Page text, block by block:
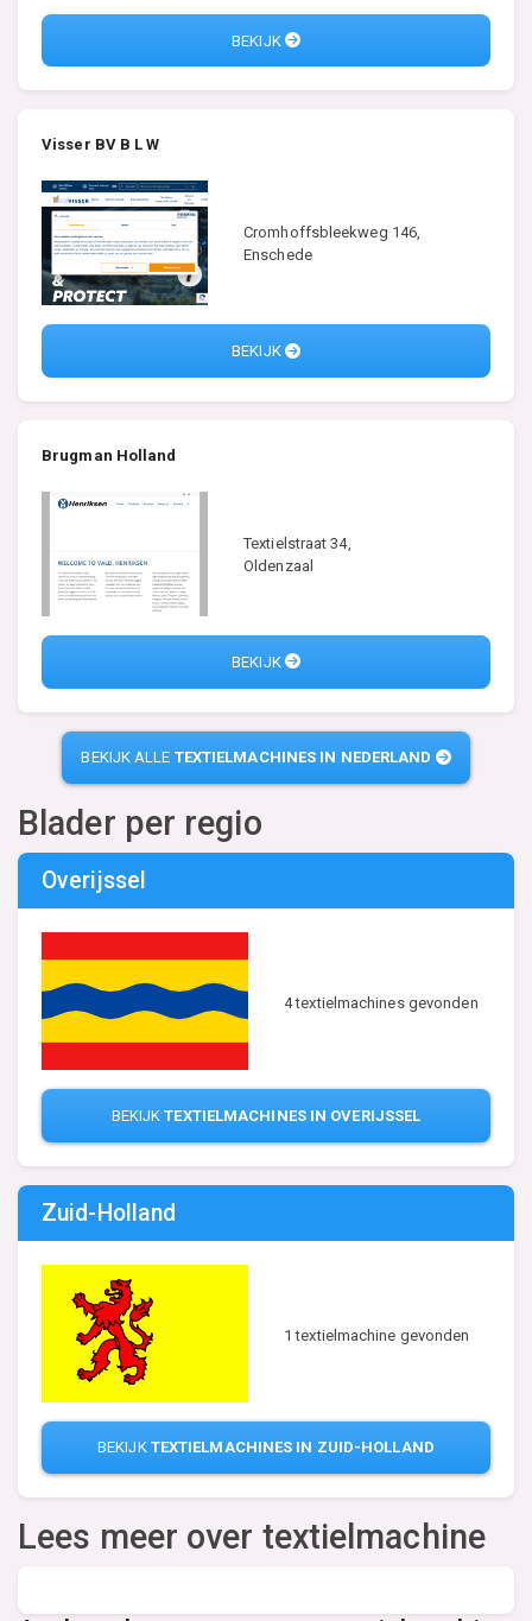
BEKIJK
Visser BV B L W
Cromhoffsbleekweg 146,
Enschede
BEKIJK
Brugman Holland
Textielstraat 34,
Oldenzaal
BEKIJK
BEKIJK ALLE TEXTIELMACHINES IN NEDERLAND
Blader per regio
Overijssel
4 textielmachines gevonden
BEKIJKTEXTIELMACHINES IN OVERIJSSEL
Zuid-Holland
1 textielmachine gevonden
BEKIJK TEXTIELMACHINES IN ZUID-HOLLAND
Lees meer over textielmachine